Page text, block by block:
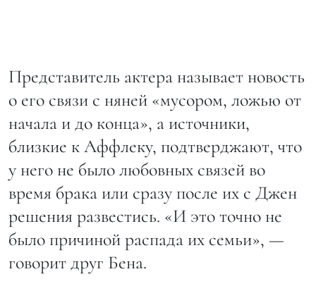
Представитель актера называет новость
о его связи с няней «мусором, ложью от
начала и до конца», а источники,
близкие к Аффлеку, подтверджают, что
у него не было любовных связей во
время брака или сразу после их с Джен
решения развестись. «И это точно не
было причиной распада их семьи», —
говорит друг Бена.